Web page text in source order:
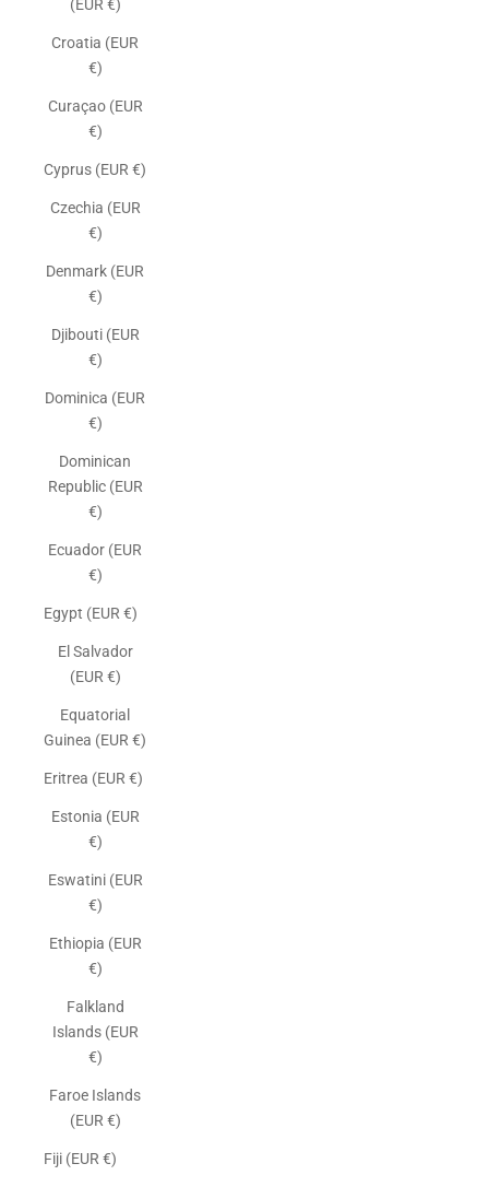
(EUR €)
Croatia (EUR
€)
Curaçao (EUR
€)
Cyprus (EUR €)
Czechia (EUR
€)
Denmark (EUR
€)
Djibouti (EUR
€)
Dominica (EUR
€)
Dominican
Republic (EUR
€)
Ecuador (EUR
€)
Egypt (EUR €)
El Salvador
(EUR €)
Equatorial
Guinea (EUR €)
Eritrea (EUR €)
Estonia (EUR
€)
Eswatini (EUR
€)
Ethiopia (EUR
€)
Falkland
Islands (EUR
€)
Faroe Islands
(EUR €)
Fiji (EUR €)